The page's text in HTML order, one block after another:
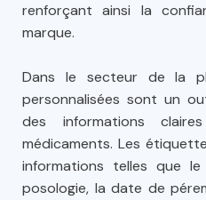
renforçant ainsi la
marque.
Dans le secteur de la
personnalisées sont un
des informations
médicaments. Les
informations telles que
posologie, la date de